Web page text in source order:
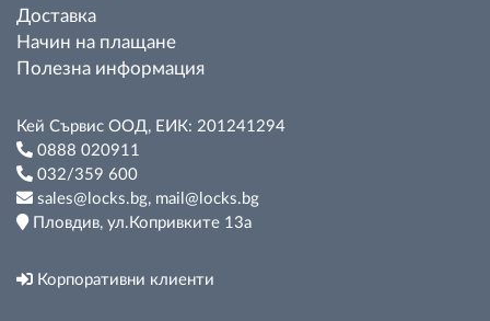
Доставка
Начин на плащане
Полезна информация
Кей Сървис ООД, ЕИК: 201241294
0888 020911
032/359 600
sales@locks.bg, mail@locks.bg
Пловдив, ул.Копривките 13а
Корпоративни клиенти